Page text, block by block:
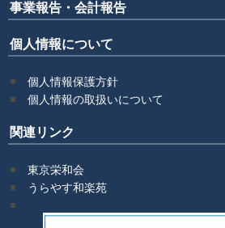
事業報告・会計報告
個人情報について
個人情報保護方針
個人情報の取扱いについて
関連リンク
東京栄和会
うらやす和楽苑